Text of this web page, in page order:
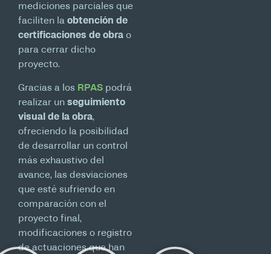
mediciones parciales que
faciliten la obtención de
certificaciones de obra o
para cerrar dicho
proyecto.
Gracias a los RPAS podrá
realizar un seguimiento
visual de la obra,
ofreciendo la posibilidad
de desarrollar un control
más exhaustivo del
avance, las desviaciones
que esté sufriendo en
comparación con el
proyecto final,
modificaciones o registro
de actuaciones que han